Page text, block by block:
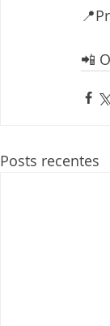
📲
Posts recentes